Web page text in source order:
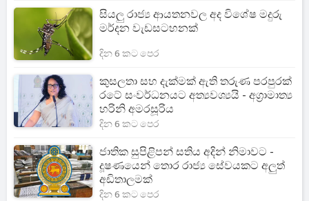
සියලු රාජ්‍ය ආයතනවල අද විශේෂ මදුරු
මර්දන වැඩසටහනක්
දින 6 කට පෙර
කුසලතා සහ දැක්මක් ඇති තරුණ පරපුරක්
රටේ සංවර්ධනයට අත්‍යවශ්‍යයි - අග්‍රාමාත්‍ය
හරිනි අමරසූරිය
දින 6 කට පෙර
ජාතික සුපිළිපන් සතිය අදින් නිමාවට -
දූෂණයෙන් තොර රාජ්‍ය සේවයකට අලුත්
අඩිතාලමක්
දින 6 කට පෙර